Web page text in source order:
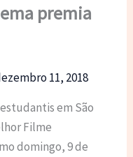
premia
11, 2018
em São
Filme
domingo, 9 de